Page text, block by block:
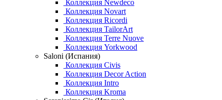
Коллекция Newdeco
Коллекция Novart
Коллекция Ricordi
Коллекция TailorArt
Коллекция Terre Nuove
Коллекция Yorkwood
Saloni (Испания)
Коллекция Civis
Коллекция Decor Action
Коллекция Intro
Коллекция Kroma